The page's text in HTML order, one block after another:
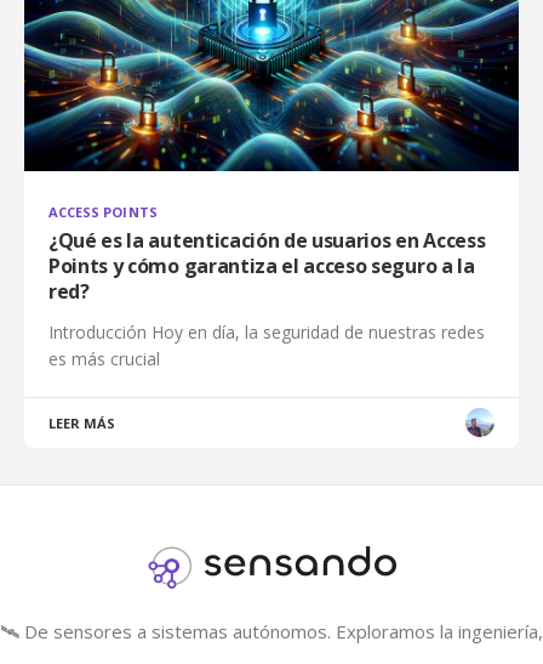
ACCESS POINTS
¿Qué es la autenticación de usuarios en Access
Points y cómo garantiza el acceso seguro a la
red?
Introducción Hoy en día, la seguridad de nuestras redes
es más crucial
LEER MÁS
🛰️ De sensores a sistemas autónomos. Exploramos la